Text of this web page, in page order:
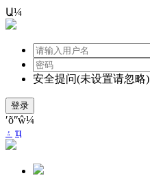
Ա¼
安全提问(未设置请忽略)
登录
ʹõʺŵ¼
۽ ҵ